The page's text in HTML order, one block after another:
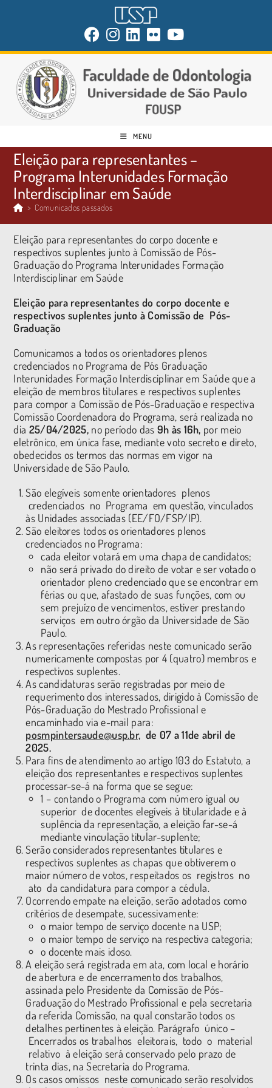
MENU
Eleição para representantes –
Programa Interunidades Formação
Interdisciplinar em Saúde
> Comunicados passados
Eleição para representantes do corpo docente e
respectivos suplentes junto à Comissão de Pós-
Graduação do Programa Interunidades Formação
Interdisciplinar em Saúde
Eleição para representantes do corpo docente e
respectivos suplentes junto à Comissão de Pós-
Graduação
Comunicamos a todos os orientadores plenos
credenciados no Programa de Pós­ Graduação
Interunidades Formação Interdisciplinar em Saúde que a
eleição de membros titulares e respectivos suplentes
para compor a Comissão de Pós-Graduação e respectiva
Comissão Coordenadora do Programa, será realizada no
dia 25/04/2025, no período das 9h às 16h, por meio
eletrônico, em única fase, mediante voto secreto e direto,
obedecidos os termos das normas em vigor na
Universidade de São Paulo.
São elegíveis somente orientadores plenos
credenciados no Programa em questão, vinculados
às Unidades associadas (EE/FO/FSP/IP).
São eleitores todos os orientadores plenos
credenciados no Programa:
cada eleitor votará em uma chapa de candidatos;
não será privado do direito de votar e ser votado o
orientador pleno credenciado que se encontrar em
férias ou que, afastado de suas funções, com ou
sem prejuízo de vencimentos, estiver prestando
serviços em outro órgão da Universidade de São
Paulo.
As representações referidas neste comunicado serão
numericamente compostas por 4 (quatro) membros e
respectivos suplentes.
As candidaturas serão registradas por meio de
requerimento dos interessados, dirigido à Comissão de
Pós-Graduação do Mestrado Profissional e
encaminhado via e-mail para:
posmpintersaude@usp.br, de 07 a11de abril de
2025.
Para fins de atendimento ao artigo 103 do Estatuto, a
eleição dos representantes e respectivos suplentes
processar-se-á na forma que se segue:
1 – contando o Programa com número igual ou
superior de docentes elegíveis à titularidade e à
suplência da representação, a eleição far-se-á
mediante vinculação titular-suplente;
Serão considerados representantes titulares e
respectivos suplentes as chapas que obtiverem o
maior número de votos, respeitados os registros no
ato da candidatura para compor a cédula.
Ocorrendo empate na eleição, serão adotados como
critérios de desempate, sucessivamente:
o maior tempo de serviço docente na USP;
o maior tempo de serviço na respectiva categoria;
o docente mais idoso.
A eleição será registrada em ata, com local e horário
de abertura e de encerramento dos trabalhos,
assinada pelo Presidente da Comissão de Pós­
Graduação do Mestrado Profissional e pela secretaria
da referida Comissão, na qual constarão todos os
detalhes pertinentes à eleição. Parágrafo único –
Encerrados os trabalhos eleitorais, todo o material
relativo à eleição será conservado pelo prazo de
trinta dias, na Secretaria do Programa.
Os casos omissos neste comunicado serão resolvidos